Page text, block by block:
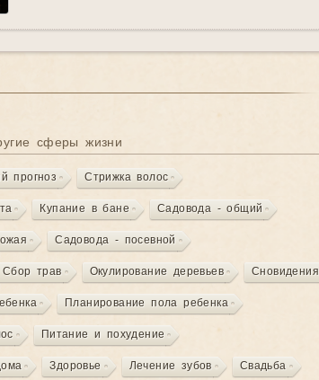
сферы жизни
прогноз Стрижка волос
Купание в бане Садовода - общий
Садовода - посевной
Сбор трав Окулирование деревьев Сновидения
Планирование пола ребенка
Питание и похудение
Здоровье Лечение зубов Свадьба